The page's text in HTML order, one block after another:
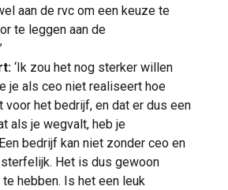
aan de rvc om een keuze te
te leggen aan de
‘Ik zou het nog sterker willen
je als ceo niet realiseert hoe
voor het bedrijf, en dat er dus een
als je wegvalt, heb je
bedrijf kan niet zonder ceo en
Het is dus gewoon
hebben. Is het een leuk